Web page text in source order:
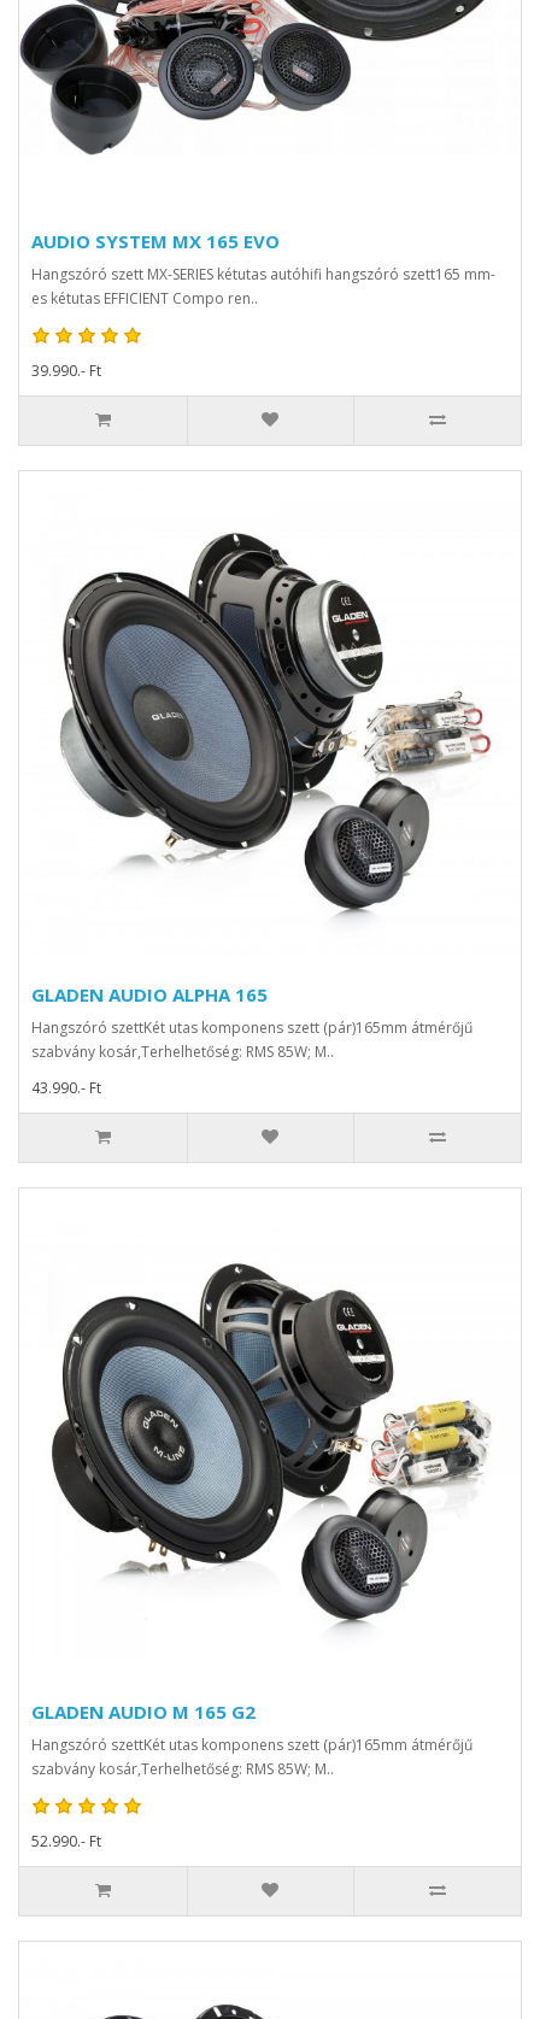
AUDIO SYSTEM MX 165 EVO
Hangszóró szett MX-SERIES kétutas autóhifi hangszóró szett165 mm-
es kétutas EFFICIENT Compo ren..
39.990.- Ft
GLADEN AUDIO ALPHA 165
Hangszóró szettKét utas komponens szett (pár)165mm átmérőjű
szabvány kosár,Terhelhetőség: RMS 85W; M..
43.990.- Ft
GLADEN AUDIO M 165 G2
Hangszóró szettKét utas komponens szett (pár)165mm átmérőjű
szabvány kosár,Terhelhetőség: RMS 85W; M..
52.990.- Ft